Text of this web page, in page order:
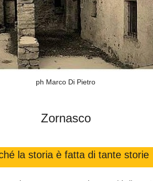
ph Marco Di Pietro
Zornasco
la storia è fatta di tante storie